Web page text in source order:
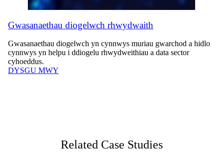
Gwasanaethau diogelwch rhwydwaith
Gwasanaethau diogelwch yn cynnwys muriau gwarchod a hidlo
cynnwys yn helpu i ddiogelu rhwydweithiau a data sector
cyhoeddus.
DYSGU MWY
Related Case Studies